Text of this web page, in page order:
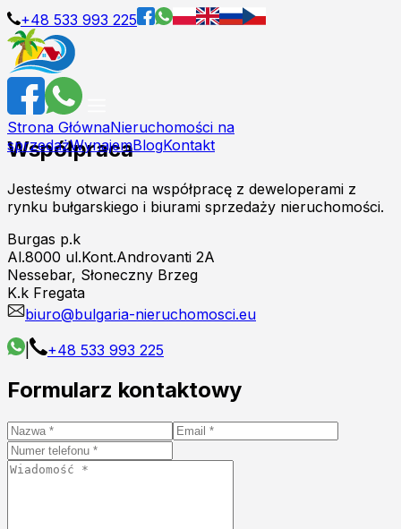
+48 533 993 225
Strona GłównaNieruchomości na
sprzedażWynajemBlogKontakt
Współpraca
Jesteśmy otwarci na współpracę z deweloperami z
rynku bułgarskiego i biurami sprzedaży nieruchomości.
Burgas p.k
Al.8000 ul.Kont.Androvanti 2A
Nessebar, Słoneczny Brzeg
K.k Fregata
biuro@bulgaria-nieruchomosci.eu
+48 533 993 225
Formularz kontaktowy